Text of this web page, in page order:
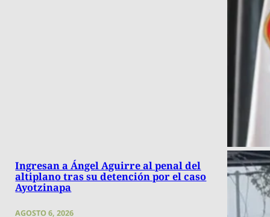
Ingresan a Ángel Aguirre al penal del
altiplano tras su detención por el caso
Ayotzinapa
AGOSTO 6, 2026